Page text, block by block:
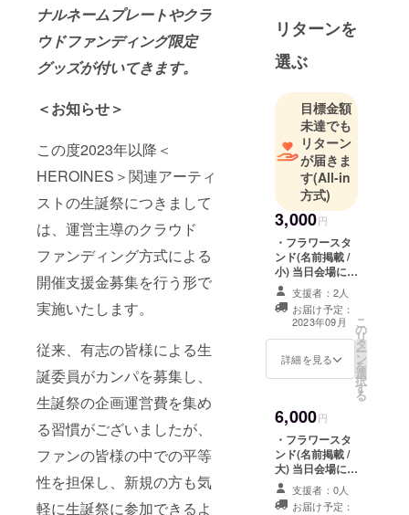
ナルネームプレートやクラ
ウドファンディング限定
グッズが付いてきます。
＜お知らせ＞
この度2023年以降＜
HEROINES＞関連アーティ
ストの生誕祭につきまして
は、運営主導のクラウド
ファンディング方式による
開催支援金募集を行う形で
実施いたします。
従来、有志の皆様による生
誕委員がカンパを募集し、
生誕祭の企画運営費を集め
る習慣がございましたが、
ファンの皆様の中での平等
性を担保し、新規の方も気
軽に生誕祭に参加できるよ
リターンを
選ぶ
目標金額
未達でも
リターン
が届きま
す(All-in
方式)
3,000円
・フラワースタ
ンド(名前掲載 /
小) 当日会場にあ
るフラワースタ
ンドに生誕祭支
援者としてお名
前を掲載させて
いただきます。
備考欄に記載希
さい。 ※ネーム
プレートのお持
ち帰り不可 ※お
名前（ニック
ネーム可）は、6
文字までお願い
いたします。 ※
支援者：2人
お届け予定：
2023年09月
詳細を見る
こ
の
リ
タ
ー
ン
を
選
択
す
る
6,000円
・フラワースタ
ンド(名前掲載 /
大) 当日会場にあ
るフラワースタ
ンドに生誕祭支
支援者：0人
お届け予定：